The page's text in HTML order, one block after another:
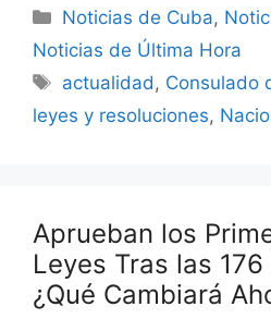
Categories
Noticias de Cuba,
Noticias de Última Hora
Tags
actualidad , Consulado
leyes y resoluciones,
Aprueban los
Leyes Tras las
¿Qué Cambiará